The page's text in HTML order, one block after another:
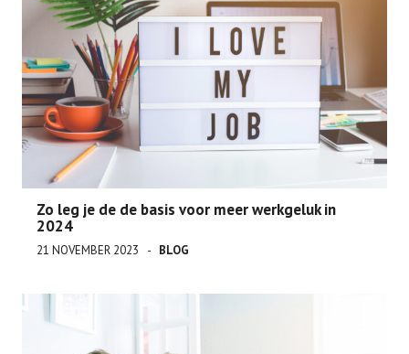
Zo leg je de de basis voor meer werkgeluk in
2024
21 NOVEMBER 2023 BLOG